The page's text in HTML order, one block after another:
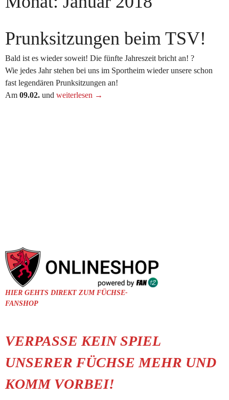
Prunksitzungen beim TSV!
Bald ist es wieder soweit! Die fünfte Jahreszeit bricht an! ?
Wie jedes Jahr stehen bei uns im Sportheim wieder unsere schon
fast legendären Prunksitzungen an!
Am 09.02. und „Prunksitzungen
weiterlesen →
HIER GEHTS DIREKT ZUM FÜCHSE-
FANSHOP
VERPASSE KEIN SPIEL
UNSERER FÜCHSE MEHR UND
KOMM VORBEI!